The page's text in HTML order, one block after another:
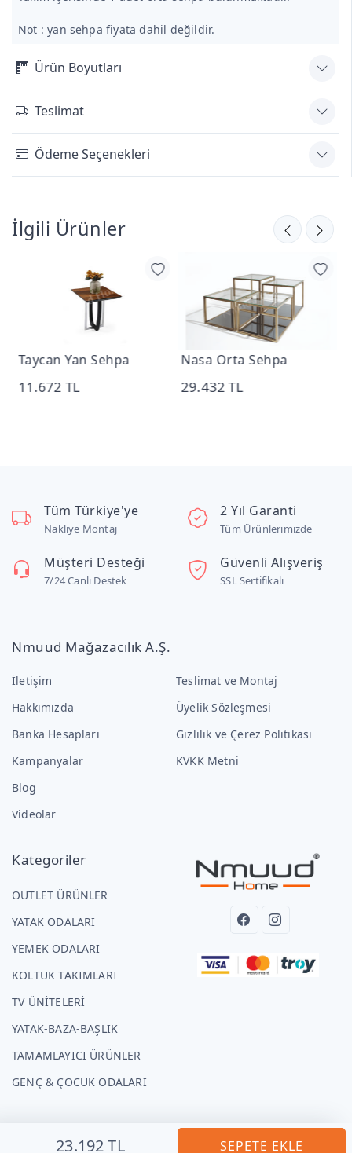
23.192 TL SEPETE EKLE
Not : yan sehpa fiyata dahil değildir.
Ürün Boyutları
Teslimat
Ödeme Seçenekleri
İlgili Ürünler
Taycan Yan Sehpa
11.672 TL
Nasa Orta Sehpa
29.432 TL
Tüm Türkiye'ye
Nakliye Montaj
2 Yıl Garanti
Tüm Ürünlerimizde
Müşteri Desteği
7/24 Canlı Destek
Güvenli Alışveriş
SSL Sertifikalı
Nmuud Mağazacılık A.Ş.
İletişim
Hakkımızda
Banka Hesapları
Kampanyalar
Blog
Videolar
Teslimat ve Montaj
Üyelik Sözleşmesi
Gizlilik ve Çerez Politikası
KVKK Metni
Kategoriler
OUTLET ÜRÜNLER
YATAK ODALARI
YEMEK ODALARI
KOLTUK TAKIMLARI
TV ÜNİTELERİ
YATAK-BAZA-BAŞLIK
TAMAMLAYICI ÜRÜNLER
GENÇ & ÇOCUK ODALARI